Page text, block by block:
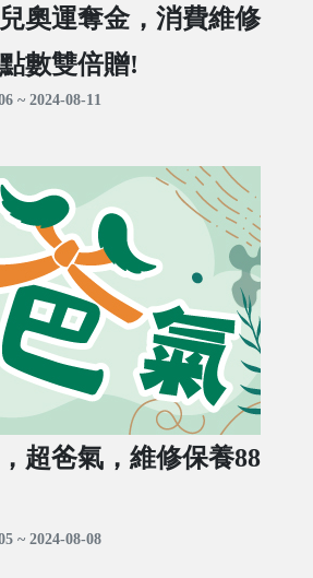
奧運奪金，消費維修
數雙倍贈!
~ 2024-08-11
超爸氣，維修保養88
~ 2024-08-08